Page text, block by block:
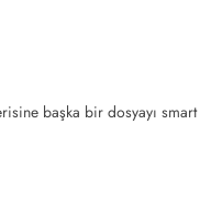
başka bir dosyayı